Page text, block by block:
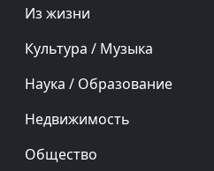
Из жизни
Культура / Музыка
Наука / Образование
Недвижимость
Общество